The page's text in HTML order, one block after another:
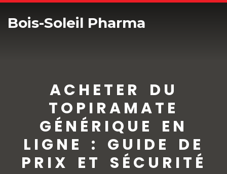
Bois-Soleil Pharma
ACHETER DU
TOPIRAMATE
GÉNÉRIQUE EN
LIGNE : GUIDE DE
PRIX ET SÉCURITÉ